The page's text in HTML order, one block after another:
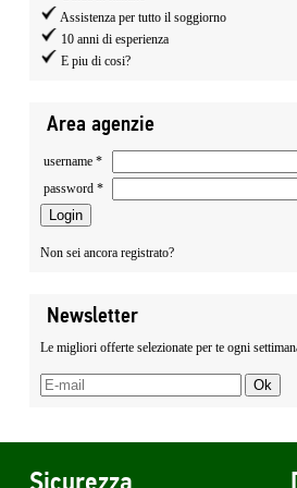
Assistenza per tutto il soggiorno
10 anni di esperienza
E piu di cosi?
Area agenzie
username *
password *
Non sei ancora registrato?
Newsletter
Le migliori offerte selezionate per te ogni